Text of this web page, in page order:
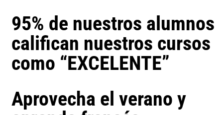
95% de nuestros alumnos
califican nuestros cursos
como “EXCELENTE”
Aprovecha el verano y